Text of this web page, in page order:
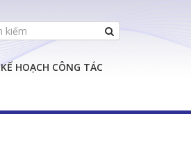
KẾ HOẠCH CÔNG TÁC